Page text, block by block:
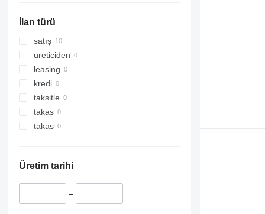
FM 480
İlan türü
satış
üreticiden
leasing
kredi
taksitle
takas
takas
Üretim tarihi
–